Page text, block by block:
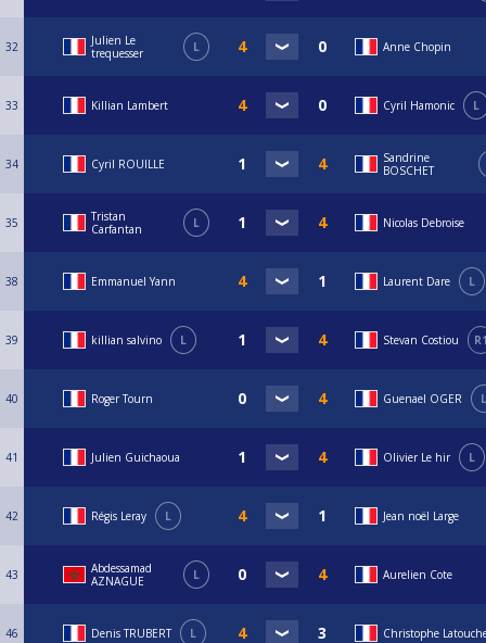
32
Julien Le
trequesser
L Anne Chopin
33 Killian Lambert Cyril Hamonic L
34 Cyril ROUILLE
Sandrine
BOSCHET
35
Tristan
Carfantan
L Nicolas Debroise
38 Emmanuel Yann Laurent Dare L
39 killian salvino L Stevan Costiou
40 Roger Tourn Guenael OGER L
41 Julien Guichaoua Olivier Le hir L
42 Régis Leray L Jean noël Large
43
Abdessamad
AZNAGUE
L Aurelien Cote
46 Denis TRUBERT L Christophe